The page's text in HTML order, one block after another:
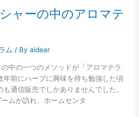
ャーの中のアロマテ
ム / Byaidear
の中の一つのメソッドが「アロマテラ
年前にハーブに興味を持ち勉強した頃
通信販売でしかありませんでした。
ムが訪れ、ホームセンタ